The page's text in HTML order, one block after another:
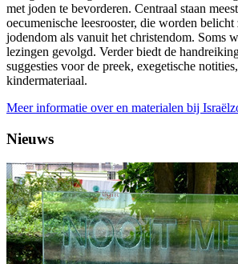
met joden te bevorderen. Centraal staan
oecumenische leesrooster, die worden
jodendom als vanuit het christendom. Soms
lezingen gevolgd. Verder biedt de
suggesties voor de preek, exegetische
kindermateriaal.
Meer informatie over en materialen bij
Nieuws